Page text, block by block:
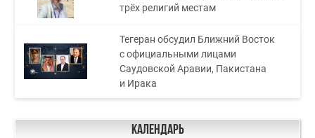
трёх религий местам
Тегеран обсудил Ближний Восток
с официальными лицами
Саудовской Аравии, Пакистана
и Ирака
Календарь